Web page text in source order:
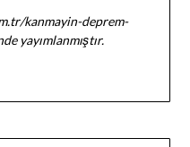
kanmayin-deprem-
yayımlanmıştır.